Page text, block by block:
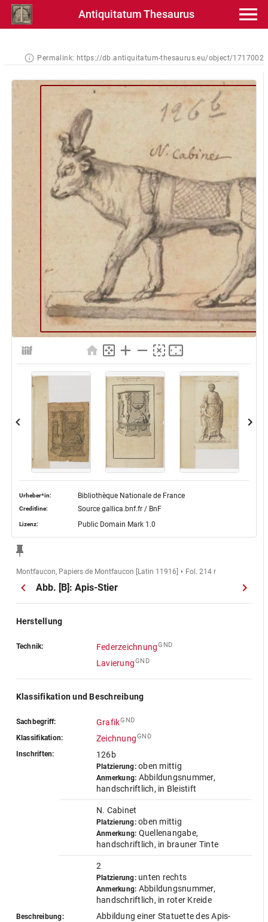
Antiquitatum Thesaurus
Permalink: https://db.antiquitatum-thesaurus.eu/object/1717002
Urheber*in: Bibliothèque Nationale de France
Creditline: Source gallica.bnf.fr / BnF
Lizenz: Public Domain Mark 1.0
Montfaucon, Papiers de Montfaucon [Latin 11916] Fol. 214 r
Abb. [B]: Apis-Stier
Herstellung
Technik: FederzeichnungGND
LavierungGND
Klassifikation und Beschreibung
Sachbegriff: GrafikGND
Klassifikation: ZeichnungGND
Inschriften: 126b
Platzierung:oben mittig
Anmerkung: Abbildungsnummer,
handschriftlich, in Bleistift
N. Cabinet
Platzierung:oben mittig
Anmerkung: Quellenangabe,
handschriftlich, in brauner Tinte
2
Platzierung:unten rechts
Anmerkung: Abbildungsnummer,
handschriftlich, in roter Kreide
Beschreibung:
Abbildung einer Statuette des Apis-